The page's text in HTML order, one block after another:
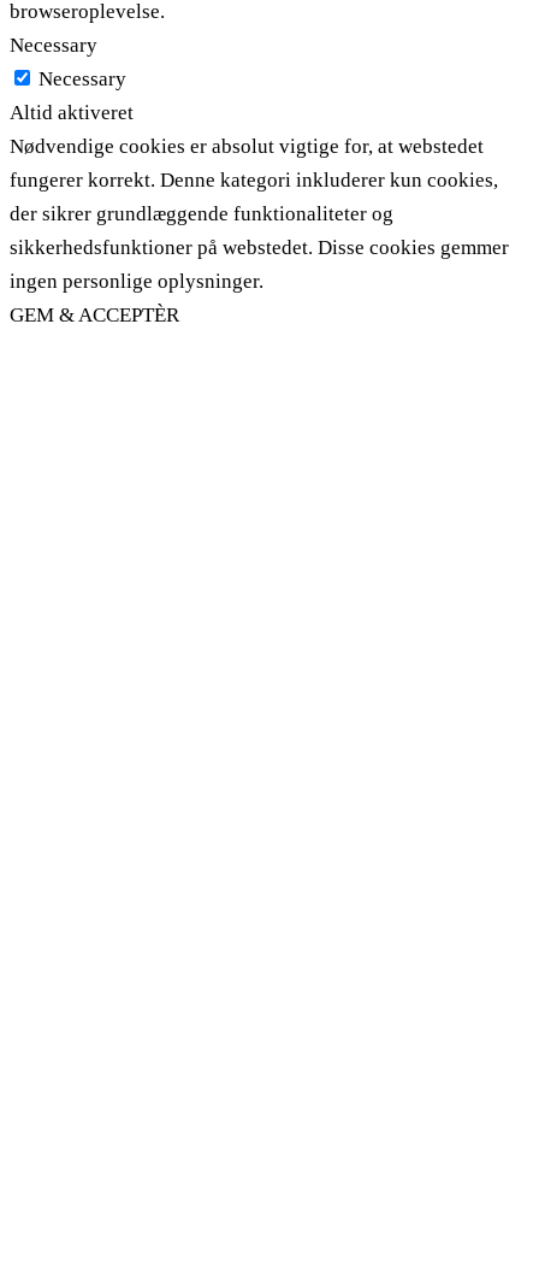
browseroplevelse.
Necessary
Necessary
Altid aktiveret
Nødvendige cookies er absolut vigtige for, at webstedet
fungerer korrekt. Denne kategori inkluderer kun cookies,
der sikrer grundlæggende funktionaliteter og
sikkerhedsfunktioner på webstedet. Disse cookies gemmer
ingen personlige oplysninger.
GEM & ACCEPTÈR